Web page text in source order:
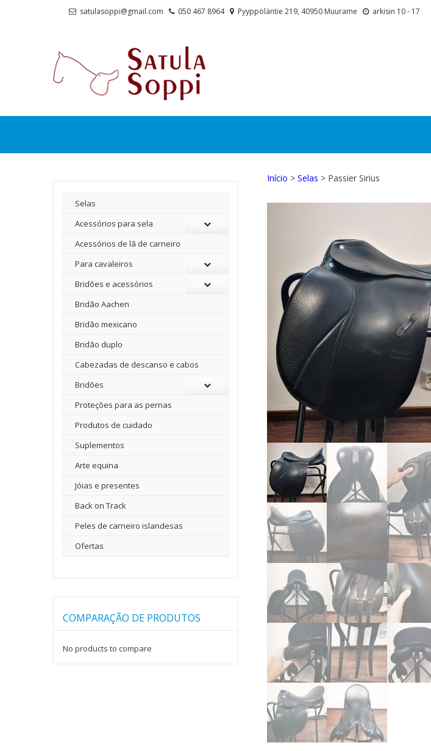
satulasoppi@gmail.com 050 467 8964 Pyyppöläntie 219, 40950 Muurame arkisin 10 - 17
Início > Selas > Passier Sirius
Selas
Acessórios para sela
Acessórios de lã de carneiro
Para cavaleiros
Bridões e acessórios
Bridão Aachen
Bridão mexicano
Bridão duplo
Cabezadas de descanso e cabos
Bridões
Proteções para as pernas
Produtos de cuidado
Suplementos
Arte equina
Jóias e presentes
Back on Track
Peles de carneiro islandesas
Ofertas
COMPARAÇÃO DE PRODUTOS
No products to compare